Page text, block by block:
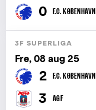
0 F.C. KØBENHAVN
3F SUPERLIGA
Fre, 08 aug 25
2 F.C. KØBENHAVN
3 AGF